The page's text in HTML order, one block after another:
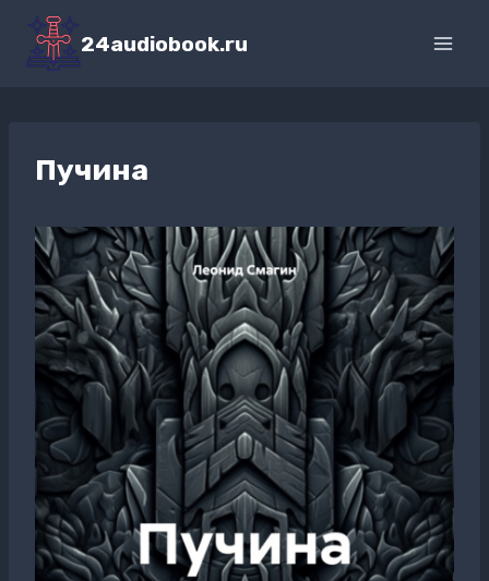
Перейти
содержимому
24audiobook.ru
Пучина